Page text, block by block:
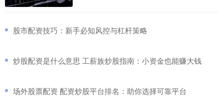
​股市配资技巧：新手必知风控与杠杆策略
​炒股配资是什么意思 工薪族炒股指南：小资金也能赚大钱
​场外股票配资 配资炒股平台排名：助你选择可靠平台